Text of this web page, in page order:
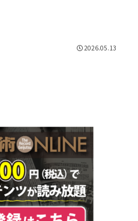
2026.05.13